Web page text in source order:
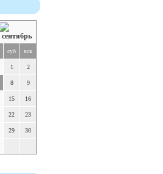
суб вск
1 2
8 9
15 16
22 23
29 30